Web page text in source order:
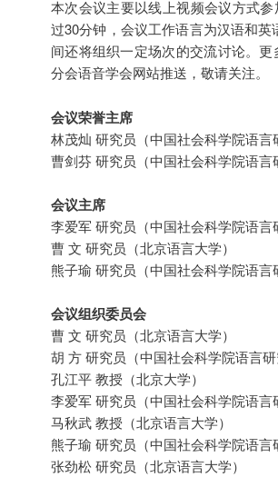
本次会议主要以线上视频会议方式
过30分钟，会议工作语言为汉语和
间还将组织一定场次的交流讨论。
分会语音学会网站推送，敬请关注。
会议荣誉主席
林茂灿 研究员（中国社会科学院语言
曹剑芬 研究员（中国社会科学院语言
会议主席
李爱军 研究员（中国社会科学院语言
曹 文 研究员（北京语言大学）
熊子瑜 研究员（中国社会科学院语言
会议组织委员会
曹 文 研究员（北京语言大学）
胡 方 研究员（中国社会科学院语言研
孔江平 教授（北京大学）
李爱军 研究员（中国社会科学院语言
马秋武 教授（北京语言大学）
熊子瑜 研究员（中国社会科学院语言
张劲松 研究员（北京语言大学）